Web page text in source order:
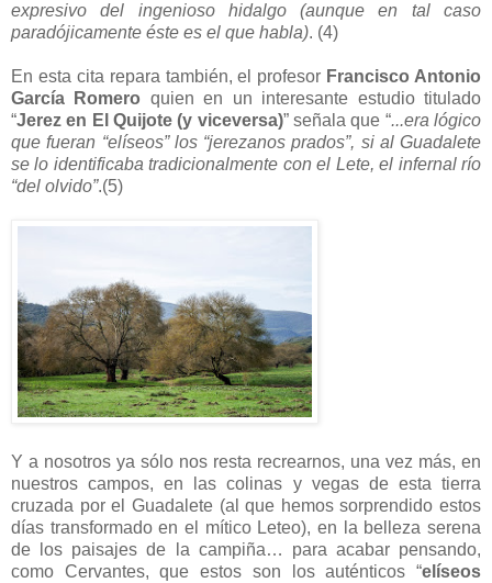
expresivo del ingenioso hidalgo (aunque en tal caso
paradójicamente éste es el que habla). (4)
En esta cita repara también, el profesor Francisco Antonio
García Romero quien en un interesante estudio titulado
“Jerez en El Quijote (y viceversa)” señala que “...era lógico
que fueran “elíseos” los “jerezanos prados”, si al Guadalete
se lo identificaba tradicionalmente con el Lete, el infernal río
“del olvido”.(5)
Y a nosotros ya sólo nos resta recrearnos, una vez más, en
nuestros campos, en las colinas y vegas de esta tierra
cruzada por el Guadalete (al que hemos sorprendido estos
días transformado en el mítico Leteo), en la belleza serena
de los paisajes de la campiña… para acabar pensando,
como Cervantes, que estos son los auténticos “elíseos